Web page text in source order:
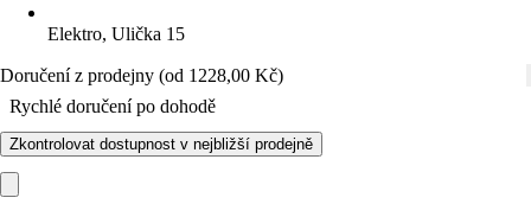
Elektro, Ulička 15
Doručení z prodejny (od 1228,00 Kč)
Rychlé doručení po dohodě
Zkontrolovat dostupnost v nejbližší prodejně